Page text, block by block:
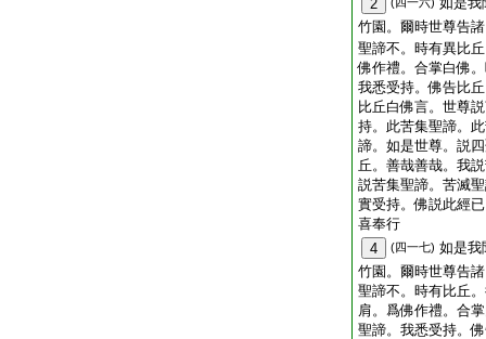
2
竹園。爾時世尊告
聖諦不。時有異比
佛作禮。合掌白佛
我悉受持。佛告比
比丘白佛言。世尊
持。此苦集聖諦。
諦。如是世尊。説
丘。善哉善哉。我
説苦集聖諦。苦滅
實受持。佛説此經
喜奉行
4
(四一七) 如是我
竹園。爾時世尊告
聖諦不。時有比丘
肩。爲佛作禮。合
聖諦。我悉受持。